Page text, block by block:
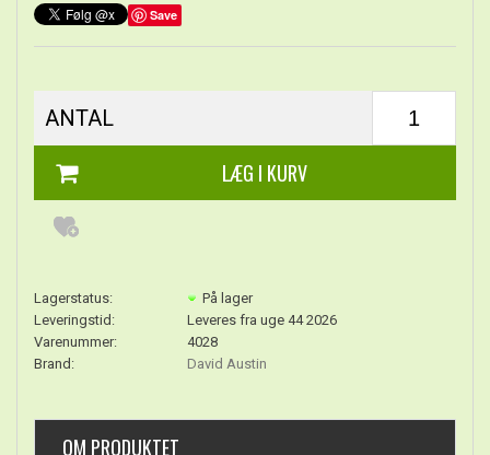
Save
ANTAL
På lager
Lagerstatus:
Leveres fra uge 44 2026
Leveringstid:
4028
Varenummer:
David Austin
Brand:
OM PRODUKTET